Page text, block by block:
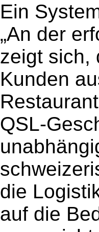
Ein
„An der
zeigt sich,
Kunden
QSL-
die
auf die